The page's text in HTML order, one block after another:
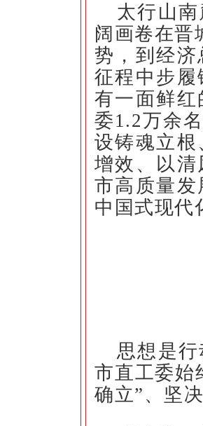
太行山
阔画卷在晋
势，到经
征程中步
有一面鲜
委1.2万余
设铸魂立
增效、以
市高质量发
中国式现代
思想是
市直工委始
确立”、坚